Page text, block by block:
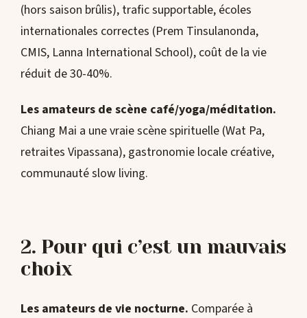
(hors saison brûlis), trafic supportable, écoles
internationales correctes (Prem Tinsulanonda,
CMIS, Lanna International School), coût de la vie
réduit de 30-40%.
Les amateurs de scène café/yoga/méditation.
Chiang Mai a une vraie scène spirituelle (Wat Pa,
retraites Vipassana), gastronomie locale créative,
communauté slow living.
2. Pour qui c’est un mauvais
choix
Les amateurs de vie nocturne. Comparée à